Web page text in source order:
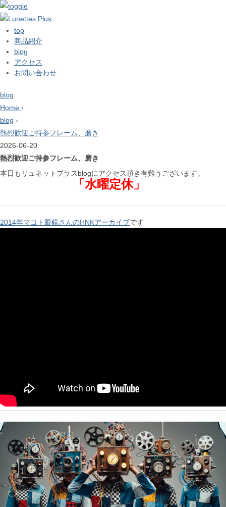
top
商品紹介
blog
アクセス
お問い合わせ
blog
Home ›
blog ›
熱烈歓迎ご持参フレーム、磨き
2026-06-20
熱烈歓迎ご持参フレーム、磨き
本日もリュネットプラスblogにアクセス頂き有難うございます。
「水曜定休」
2014年マコト眼鏡さんのHNKアーカイブです